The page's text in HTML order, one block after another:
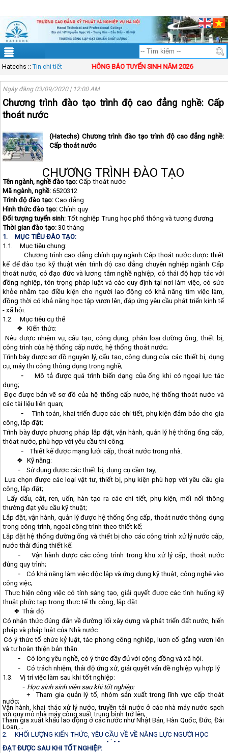
Hatechs ::Tin chi tiết THÔNG BÁO TUYỂN SINH NĂM 2026
Ngày đăng 03/09/2020 | 12:00 AM
Chương trình đào tạo trình độ cao đẳng nghề: Cấp
thoát nước
(Hatechs) Chương trình đào tạo trình độ cao đẳng nghề:
Cấp thoát nước
CHƯƠNG TRÌNH ĐÀO TẠO
Tên ngành, nghề đào tạo:Cấp thoát nước
Mã ngành, nghề:6520312
Trình độ đào tạo:Cao đẳng
Hình thức đào tạo:Chính quy
Đối tượng tuyển sinh:Tốt nghiệp Trung học phổ thông và tương đương
Thời gian đào tạo:30 tháng
1.
MỤC TIÊU ĐÀO TẠO:
1.1.
Mục tiêu chung:
Chương trình cao đẳng chính quy ngành Cấp thoát nước được thiết
kế để đào tạo kỹ thuật viên trình độ cao đẳng chuyên nghiệp ngành Cấp
thoát nước, có đạo đức và lương tâm nghề nghiệp, có thái độ hợp tác với
đồng nghiệp, tôn trọng pháp luật và các quy định tại nơi làm việc, có sức
khỏe nhằm tạo điều kiện cho người lao động có khả năng tìm việc làm,
đồng thời có khả năng học tập vươn lên, đáp ứng yêu cầu phát triển kinh tế
- xã hội.
1.2.
Mục tiêu cụ thể
❖
Kiến thức:
Nêu được nhiệm vụ, cấu tạo, công dụng, phân loại đường ống, thiết bị,
công trình của hệ thống cấp nước, hệ thống thoát nước;
Trình bày được sơ đồ nguyên lý, cấu tạo, công dụng của các thiết bị, dụng
cụ, máy thi công thông dụng trong nghề;
-
Mô tả được quá trình biến dạng của ống khi có ngoại lực tác
dụng;
Đọc được bản vẽ sơ đồ của hệ thống cấp nước, hệ thống thoát nước và
các tài liệu liên quan;
-
Tính toán, khai triển được các chi tiết, phụ kiện đảm bảo cho gia
công, lắp đặt;
Trình bày được phương pháp lắp đặt, vận hành, quản lý hệ thống ống cấp,
thóat nước, phù hợp với yêu cầu thi công;
-
Thiết kế được mạng lưới cấp, thoát nước trong nhà.
❖
Kỹ năng:
-
Sử dụng được các thiết bị, dụng cụ cầm tay;
Lựa chọn được các loại vật tư, thiết bị, phụ kiện phù hợp với yêu cầu gia
công, lắp đặt;
Lấy dấu, cắt, ren, uốn, hàn tạo ra các chi tiết, phụ kiện, mối nối thông
thường đạt yêu cầu kỹ thuật;
Lắp đặt, vận hành, quản lý được hệ thống ống cấp, thoát nước thông dụng
trong công trình, ngoài công trình theo thiết kế;
Lắp đặt hệ thống đường ống và thiết bị cho các công trình xử lý nước cấp,
nước thải đúng thiết kế;
-
Vận hành được các công trình trong khu xử lý cấp, thoát nước
đúng quy trình;
-
Có khả năng làm việc độc lập và ứng dụng kỹ thuật, công nghệ vào
công việc;
Thực hiện công việc có tính sáng tạo, giải quyết được các tình huống kỹ
thuật phức tạp trong thực tế thi công, lắp đặt.
❖ Thái độ:
Có nhận thức đúng đắn về đường lối xây dựng và phát triển đất nước, hiến
pháp và pháp luật của Nhà nước.
Có ý thức tổ chức kỷ luật, tác phong công nghiệp, luơn cố gắng vươn lên
và tự hoàn thiện bản thân.
- Có lòng yêu nghề, có ý thức đầy đủ với cộng đồng và xã hội.
-
Có trách nhiệm, thái độ ứng xử, giải quyết vấn đề nghiệp vụ hợp lý
1.3.
Vị trí việc làm sau khi tốt nghiệp:
- Học sinh sinh viên sau khi tốt nghiệp:
+ Tham gia quản lý tổ, nhóm sản xuất trong lĩnh vực cấp thoát
nước;
Vận hành, khai thác xử lý nước, truyền tải nước ở các nhà máy nước sạch
với quy mô nhà máy công suất trung bình trở lên;
Tham gia xuất khẩu lao động ở các nước như Nhật Bản, Hàn Quốc, Đức, Đài
Loan,...
2.
KHỐI LƯỢNG KIẾN THỨC, YÊU CẦU VỀ VỀ NĂNG LỰC NGƯỜI HỌC
• ' • •
ĐẠT ĐƯỢC SAU KHI TỐT NGHIỆP.